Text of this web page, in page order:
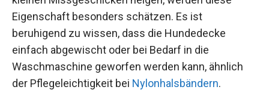
Eigenschaft besonders schätzen. Es ist
beruhigend zu wissen, dass die Hundedecke
einfach abgewischt oder bei Bedarf in die
Waschmaschine geworfen werden kann, ähnlich
der Pflegeleichtigkeit bei Nylonhalsbändern.